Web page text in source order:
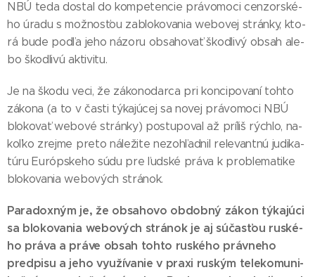
NBÚ te­da dos­tal do kom­pe­ten­cie prá­vo­mo­ci cen­zor­ské­
ho úra­du s mož­nos­ťou za­blo­ko­va­nia webo­vej strán­ky, kto­
rá bu­de pod­ľa je­ho ná­zo­ru ob­sa­ho­vať škod­li­vý ob­sah ale­
bo škod­li­vú ak­ti­vi­tu.
Je na ško­du ve­ci, že zá­ko­no­dar­ca pri kon­ci­po­va­ní toh­to
zá­ko­na (a to v čas­ti tý­ka­jú­cej sa no­vej prá­vo­mo­ci NBÚ
blo­ko­vať webo­vé strán­ky) pos­tu­po­val až príl­iš rých­lo, na­
koľ­ko zrej­me pre­to ná­le­ži­te ne­zoh­ľad­nil re­le­van­tnú ju­di­ka­
tú­ru Európ­ske­ho sú­du pre ľud­ské prá­va k prob­le­ma­ti­ke
blo­ko­va­nia webo­vých strá­nok.
Pa­ra­doxným je, že ob­sa­ho­vo ob­dob­ný zá­kon tý­ka­jú­ci
sa blo­ko­va­nia webo­vých strá­nok je aj sú­čas­ťou rus­ké­
ho prá­va a prá­ve ob­sah toh­to rus­ké­ho práv­ne­ho
pred­pi­su a je­ho vy­uží­va­nie v praxi rus­kým te­le­ko­mu­ni­